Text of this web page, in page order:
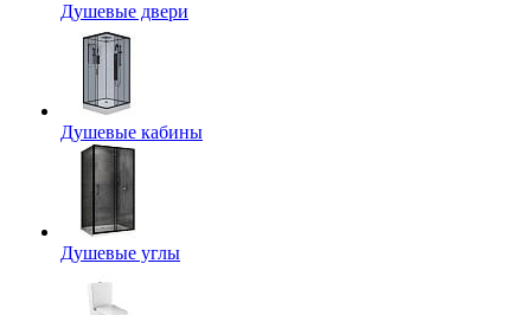
Душевые двери
Душевые кабины
Душевые углы